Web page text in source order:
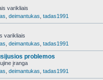
varikliais
deimantukas tadas1991
varikliais
deimantukas tadas1991
problemos
įranga
deimantukas tadas1991